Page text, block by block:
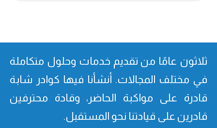
ثلاثون عامًا من تقدیم خدمات وحلول متكاملة
في مختلف المجالات. أنشأنا فیھا كوادر شابة
قادرة على مواكبة الحاضر، وقادة محترفین
قادرین على قیادتنا نحو المستقبل.